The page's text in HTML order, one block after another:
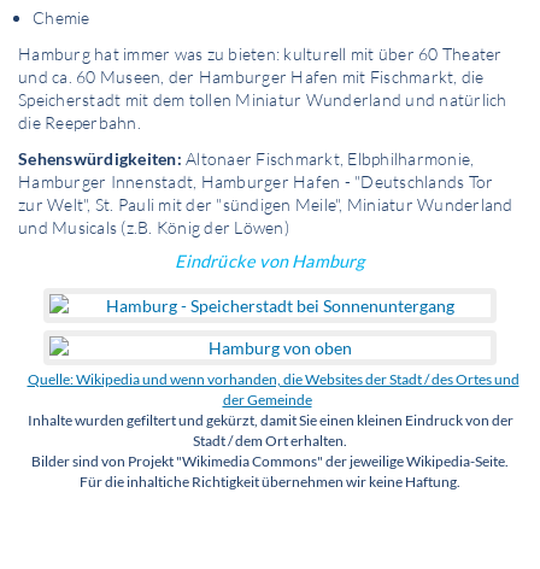
Chemie
Hamburg hat immer was zu bieten: kulturell mit über 60 Theater
und ca. 60 Museen, der Hamburger Hafen mit Fischmarkt, die
Speicherstadt mit dem tollen Miniatur Wunderland und natürlich
die Reeperbahn.
Sehenswürdigkeiten: Altonaer Fischmarkt, Elbphilharmonie,
Hamburger Innenstadt, Hamburger Hafen - "Deutschlands Tor
zur Welt", St. Pauli mit der "sündigen Meile", Miniatur Wunderland
und Musicals (z.B. König der Löwen)
Eindrücke von Hamburg
Quelle: Wikipedia und wenn vorhanden, die Websites der Stadt / des Ortes und
der Gemeinde
Inhalte wurden gefiltert und gekürzt, damit Sie einen kleinen Eindruck von der
Stadt / dem Ort erhalten.
Bilder sind von Projekt "Wikimedia Commons" der jeweilige Wikipedia-Seite.
Für die inhaltiche Richtigkeit übernehmen wir keine Haftung.